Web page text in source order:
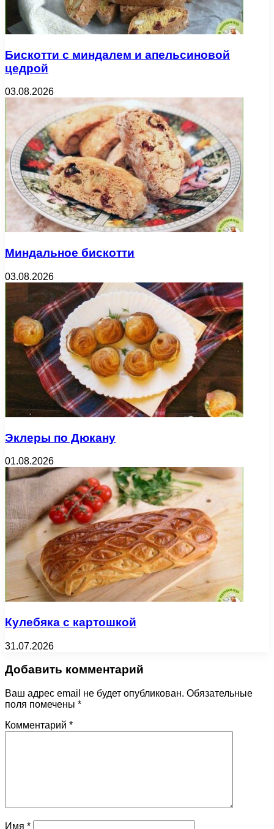
Бискотти с миндалем и апельсиновой
цедрой
03.08.2026
Миндальное бискотти
03.08.2026
Эклеры по Дюкану
01.08.2026
Кулебяка с картошкой
31.07.2026
Добавить комментарий
Ваш адрес email не будет опубликован. Обязательные
поля помечены *
Комментарий *
Имя *